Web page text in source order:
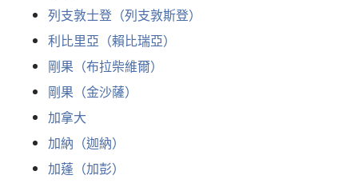
列支敦士登（列支敦斯登）
利比里亞（賴比瑞亞）
剛果（布拉柴維爾）
剛果（金沙薩）
加拿大
加納（迦納）
加蓬（加彭）